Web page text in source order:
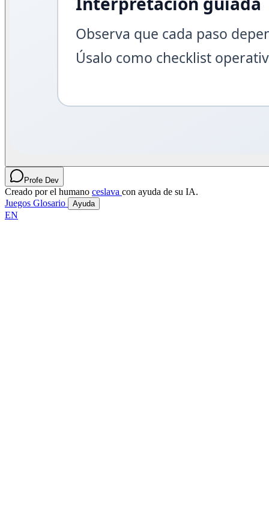
Profe Dev
Creado por el humano ceslava con ayuda de su IA.
Juegos Glosario Ayuda
EN